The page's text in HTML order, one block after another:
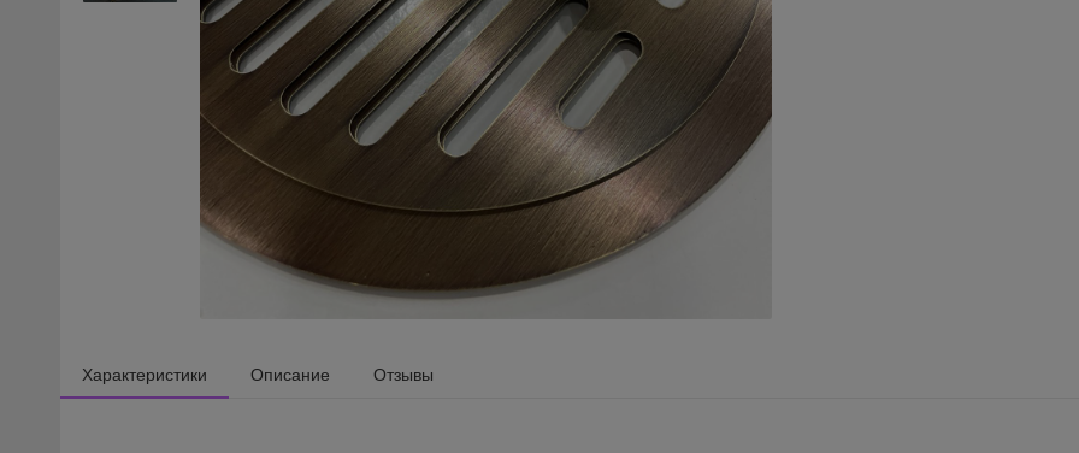
Характеристики Описание Отзывы